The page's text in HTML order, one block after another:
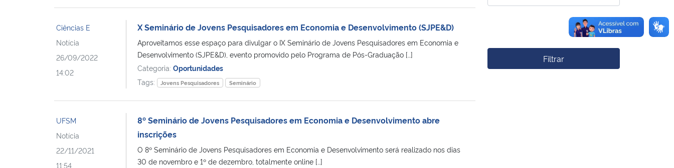
Ciências E
Notícia
26/09/2022
14:02
X Seminário de Jovens Pesquisadores em Economia e Desenvolvimento (SJPE&D)
Aproveitamos esse espaço para divulgar o IX Seminário de Jovens Pesquisadores em Economia e
Desenvolvimento (SJPE&D), evento promovido pelo Programa de Pós-Graduação […]
Categoria: Oportunidades
Tags:
Jovens Pesquisadores Seminário
UFSM
Notícia
22/11/2021
11:54
8º Seminário de Jovens Pesquisadores em Economia e Desenvolvimento abre
inscrições
O 8º Seminário de Jovens Pesquisadores em Economia e Desenvolvimento será realizado nos dias
30 de novembro e 1º de dezembro, totalmente online […]
Filtrar